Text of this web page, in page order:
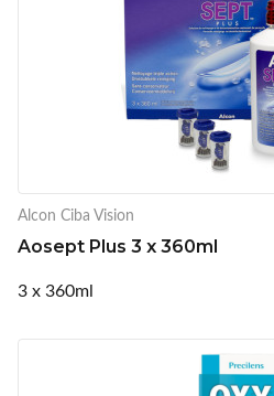
Alcon Ciba Vision
Aosept Plus 3 x 360ml
3 x 360ml